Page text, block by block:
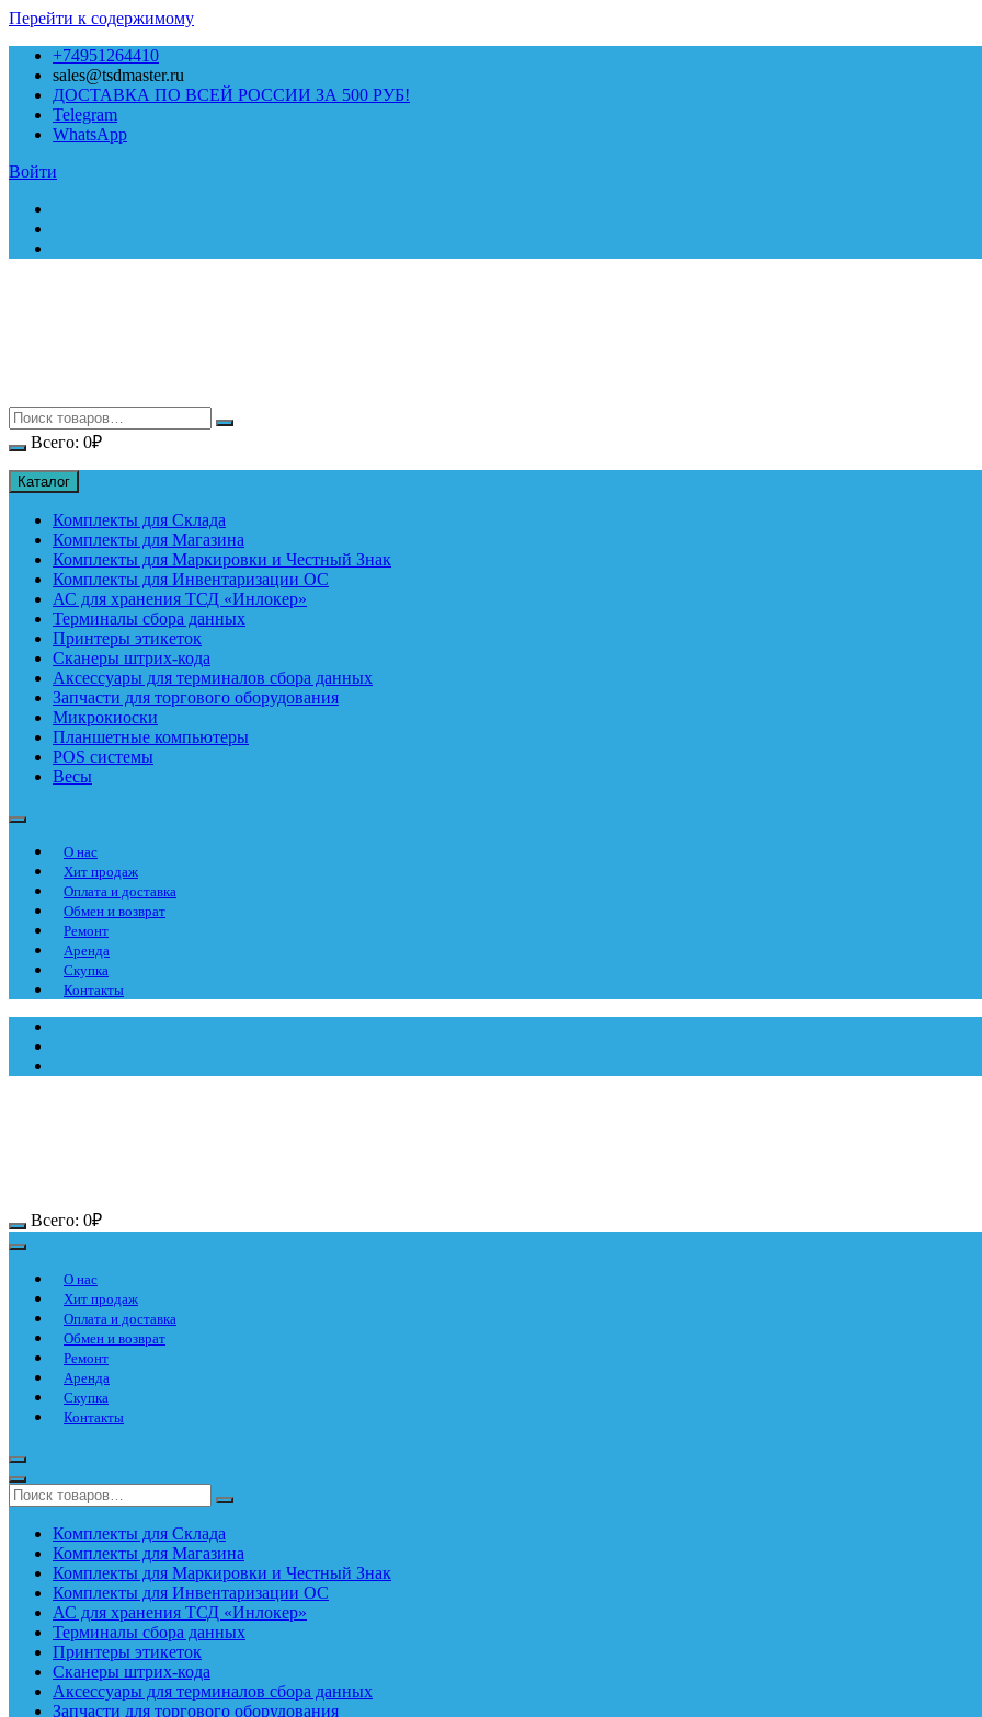
Перейти к содержимому
+74951264410
sales@tsdmaster.ru
ДОСТАВКА ПО ВСЕЙ РОССИИ ЗА 500 РУБ!
Telegram
WhatsApp
Войти
Всего: 0₽
Каталог
Комплекты для Склада
Комплекты для Магазина
Комплекты для Маркировки и Честный Знак
Комплекты для Инвентаризации ОС
АС для хранения ТСД «Инлокер»
Терминалы сбора данных
Принтеры этикеток
Сканеры штрих-кода
Аксессуары для терминалов сбора данных
Запчасти для торгового оборудования
Микрокиоски
Планшетные компьютеры
POS системы
Весы
О нас
Хит продаж
Оплата и доставка
Обмен и возврат
Ремонт
Аренда
Скупка
Контакты
Всего: 0₽
О нас
Хит продаж
Оплата и доставка
Обмен и возврат
Ремонт
Аренда
Скупка
Контакты
Комплекты для Склада
Комплекты для Магазина
Комплекты для Маркировки и Честный Знак
Комплекты для Инвентаризации ОС
АС для хранения ТСД «Инлокер»
Терминалы сбора данных
Принтеры этикеток
Сканеры штрих-кода
Аксессуары для терминалов сбора данных
Запчасти для торгового оборудования